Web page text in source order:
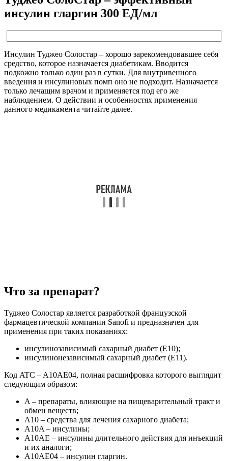
инсулин гларгин 300 ЕД/мл
Инсулин Туджео Солостар – хорошо зарекомендовавшее себя
средство, которое назначается диабетикам. Вводится
подкожно только один раз в сутки. Для внутривенного
введения и инсулиновых помп оно не подходит. Назначается
только лечащим врачом и применяется под его же
наблюдением. О действии и особенностях применения
данного медикамента читайте далее.
Что за препарат?
Туджео Солостар является разработкой французской
фармацевтической компании Sanofi и предназначен для
применения при таких показаниях:
инсулинозависимый сахарный диабет (E10);
инсулинонезависимый сахарный диабет (E11).
Код ATC – A10AE04, полная расшифровка которого выглядит
следующим образом:
A – препараты, влияющие на пищеварительный тракт и
обмен веществ;
A10 – средства для лечения сахарного диабета;
A10A – инсулины;
A10AE – инсулины длительного действия для инъекций
и их аналоги;
A10AE04 – инсулин гларгин.